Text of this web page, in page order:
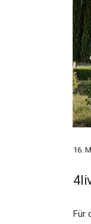
16.
Für